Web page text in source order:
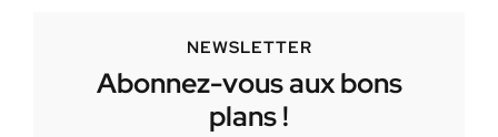
NEWSLETTER
Abonnez-vous aux bons
plans !